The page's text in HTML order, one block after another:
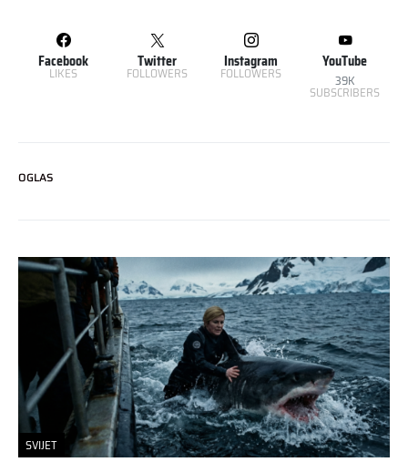
Facebook
LIKES
Twitter
FOLLOWERS
Instagram
FOLLOWERS
YouTube
39K
SUBSCRIBERS
OGLAS
SVIJET